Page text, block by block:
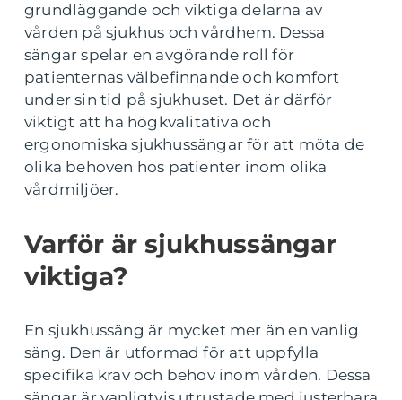
grundläggande och viktiga delarna av
vården på sjukhus och vårdhem. Dessa
sängar spelar en avgörande roll för
patienternas välbefinnande och komfort
under sin tid på sjukhuset. Det är därför
viktigt att ha högkvalitativa och
ergonomiska sjukhussängar för att möta de
olika behoven hos patienter inom olika
vårdmiljöer.
Varför är sjukhussängar
viktiga?
En sjukhussäng är mycket mer än en vanlig
säng. Den är utformad för att uppfylla
specifika krav och behov inom vården. Dessa